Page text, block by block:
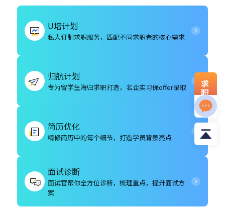
U培计划
私人订制求职服务，匹配不同求职者的核心需求
归航计划
专为留学生海归求职打造，名企实习保offer录取
简历优化
精修简历中的每个细节，打造学员背景亮点
面试诊断
面试官帮你全方位诊断，梳理重点，提升面试方
案
求
职
资
料